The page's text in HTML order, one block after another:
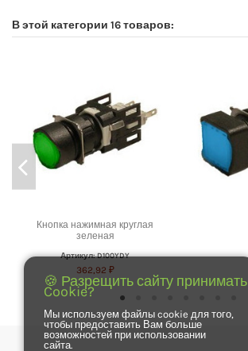
В этой категории 16 товаров:
Кнопка нажимная круглая
зеленая
Артикул: D100YDY
362,92 ₽
🍪 Разрещить сайту принимать
Cookie?
Мы используем файлы cookie для того,
чтобы предоставить Вам больше
возможностей при использовании
сайта.